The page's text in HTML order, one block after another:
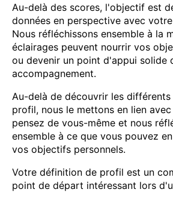
Au-delà des scores, l'objectif est
données en perspective avec
Nous réfléchissons ensemble à la
éclairages peuvent nourrir vos
ou devenir un point d'appui solide
accompagnement.
Au-delà de découvrir les
profil, nous le mettons en lien
pensez de vous-même et nous
ensemble à ce que vous pouvez
vos objectifs personnels.
Votre définition de profil est un
point de départ intéressant lors